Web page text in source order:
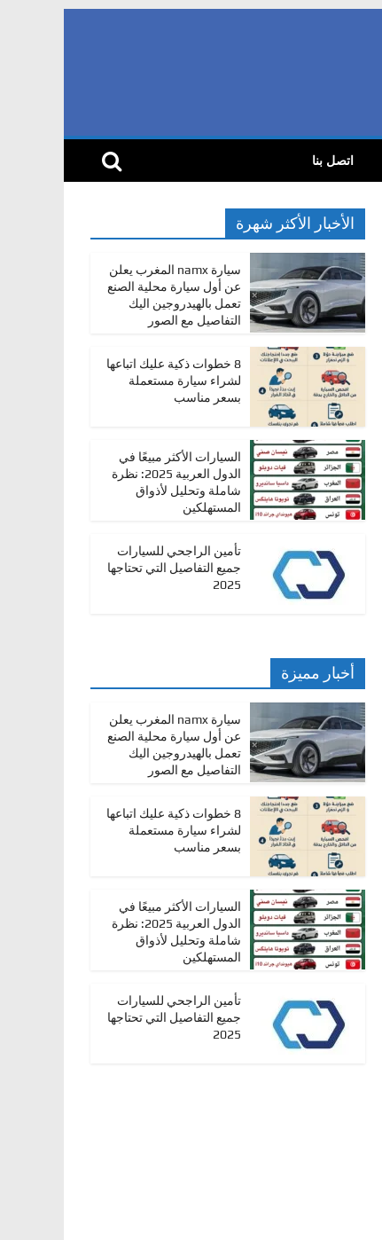
اتصل بنا
الأخبار الأكثر شهرة
سيارة namx المغرب يعلن
عن أول سيارة محلية الصنع
تعمل بالهيدروجين اليك
التفاصيل مع الصور
8 خطوات ذكية عليك اتباعها
لشراء سيارة مستعملة
بسعر مناسب
السيارات الأكثر مبيعًا في
الدول العربية 2025: نظرة
شاملة وتحليل لأذواق
المستهلكين
تأمين الراجحي للسيارات
جميع التفاصيل التي تحتاجها
2025
أخبار مميزة
سيارة namx المغرب يعلن
عن أول سيارة محلية الصنع
تعمل بالهيدروجين اليك
التفاصيل مع الصور
8 خطوات ذكية عليك اتباعها
لشراء سيارة مستعملة
بسعر مناسب
السيارات الأكثر مبيعًا في
الدول العربية 2025: نظرة
شاملة وتحليل لأذواق
المستهلكين
تأمين الراجحي للسيارات
جميع التفاصيل التي تحتاجها
2025